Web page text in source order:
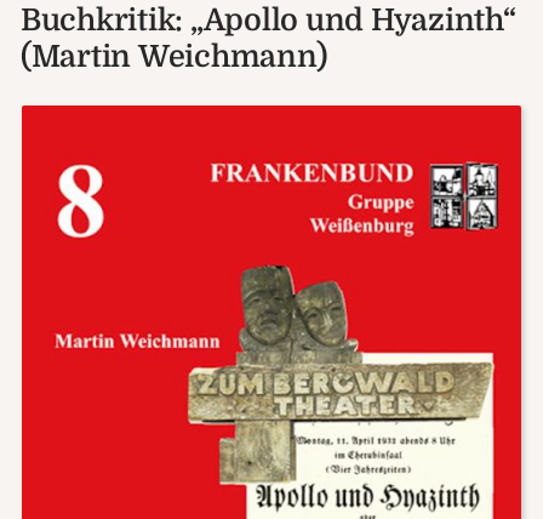
Buchkritik: „Apollo und Hyazinth“
(Martin Weichmann)